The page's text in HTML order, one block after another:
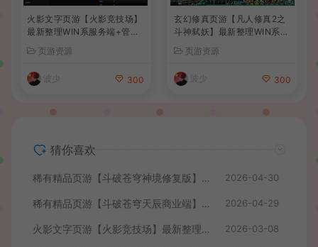
火影文字页游【火影竞技场】
最新整理WIN系服务端+管理
页游资源
波少 300
玄幻修真页游【凡人修真2之
斗神弑妖】最新整理WIN系服
+外网教程
页游资源
波少 300
猜你喜欢
稀有精品页游【斗破苍穹神境修复版】最新整理单机一键即玩镜像端+Linux手工服务端+管理后台+详细搭建教程 2026-04-30
稀有精品页游【斗破苍穹天辰商业端】最新整理单机一键即玩镜像端+Linux手工服务端+管理后台+详细搭建教程+视频教程 2026-04-29
火影文字页游【火影竞技场】最新整理WIN系服务端+管理后台+详细搭建教程 2026-03-08